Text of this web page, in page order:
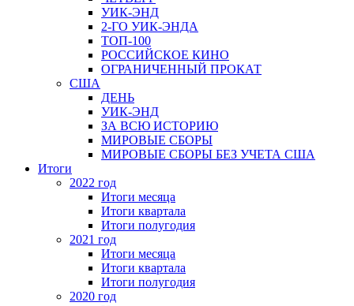
УИК-ЭНД
2-ГО УИК-ЭНДА
ТОП-100
РОССИЙСКОЕ КИНО
ОГРАНИЧЕННЫЙ ПРОКАТ
США
ДЕНЬ
УИК-ЭНД
ЗА ВСЮ ИСТОРИЮ
МИРОВЫЕ СБОРЫ
МИРОВЫЕ СБОРЫ БЕЗ УЧЕТА США
Итоги
2022 год
Итоги месяца
Итоги квартала
Итоги полугодия
2021 год
Итоги месяца
Итоги квартала
Итоги полугодия
2020 год